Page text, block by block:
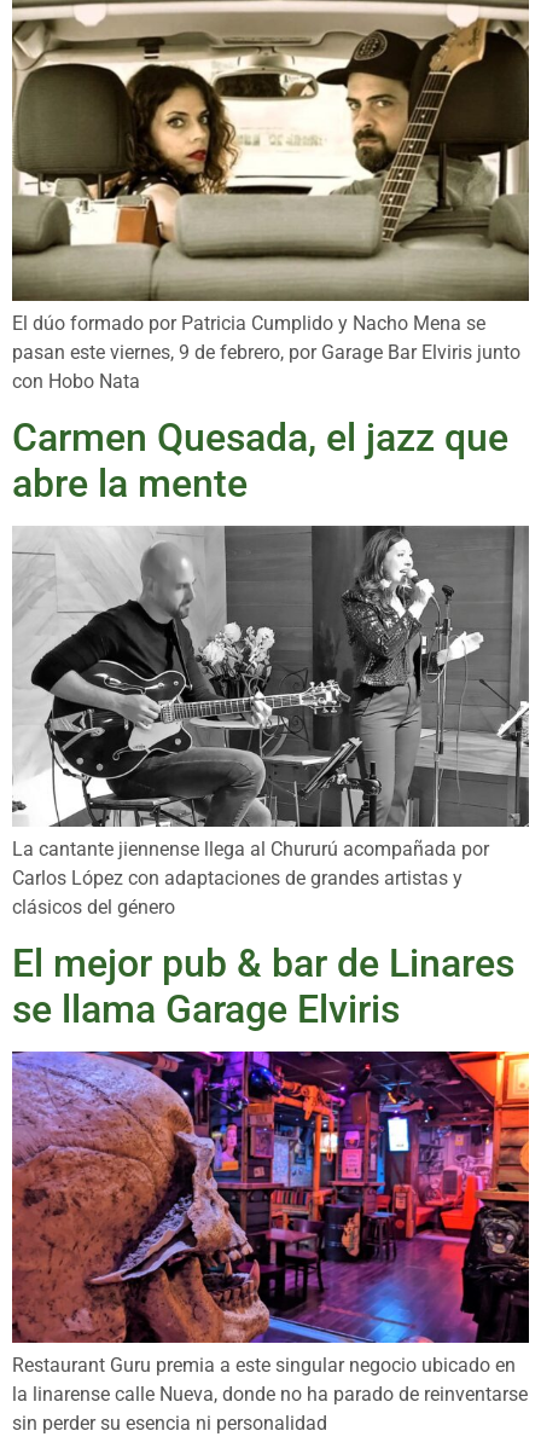
El dúo formado por Patricia Cumplido y Nacho Mena se
pasan este viernes, 9 de febrero, por Garage Bar Elviris junto
con Hobo Nata
Carmen Quesada, el jazz que
abre la mente
La cantante jiennense llega al Chururú acompañada por
Carlos López con adaptaciones de grandes artistas y
clásicos del género
El mejor pub & bar de Linares
se llama Garage Elviris
Restaurant Guru premia a este singular negocio ubicado en
la linarense calle Nueva, donde no ha parado de reinventarse
sin perder su esencia ni personalidad